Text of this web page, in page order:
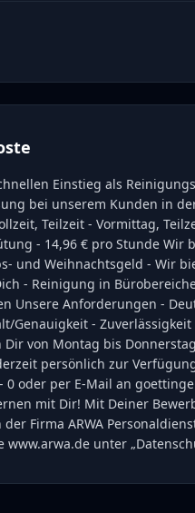
Einstieg als
bei unserem Kunden in
Teilzeit - Vormittag,
- 14,96 € pro Stunde
und Weihnachtsgeld - Wir
- Reinigung in
Unsere Anforderungen -
Genauigkeit -
von Montag bis
persönlich zur
0 oder per E-Mail an
mit Dir! Mit Deiner
Firma ARWA
unter